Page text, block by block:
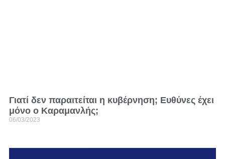
Γιατί δεν παραιτείται η κυβέρνηση; Ευθύνες έχει
μόνο ο Καραμανλής;
06/03/2023